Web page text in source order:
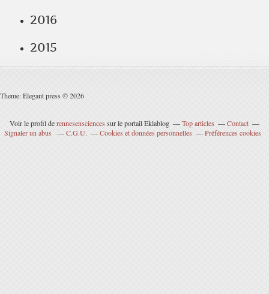
2016
2015
Theme: Elegant press © 2026
Voir le profil derennesensciences sur le portail Eklablog Top articles
Contact
Signaler un abus
C.G.U. Cookies et données personnelles Préférences cookies